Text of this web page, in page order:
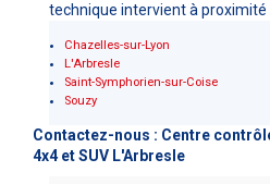
technique intervient à proximité
Chazelles-sur-Lyon
L'Arbresle
Saint-Symphorien-sur-Coise
Souzy
Contactez-nous : Centre
4x4 et SUV L'Arbresle